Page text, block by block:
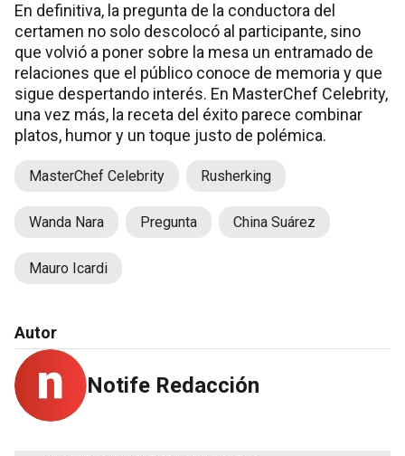
En definitiva, la pregunta de la conductora del
certamen no solo descolocó al participante, sino
que volvió a poner sobre la mesa un entramado de
relaciones que el público conoce de memoria y que
sigue despertando interés. En MasterChef Celebrity,
una vez más, la receta del éxito parece combinar
platos, humor y un toque justo de polémica.
MasterChef Celebrity Rusherking
Wanda Nara Pregunta China Suárez
Mauro Icardi
Autor
Notife Redacción